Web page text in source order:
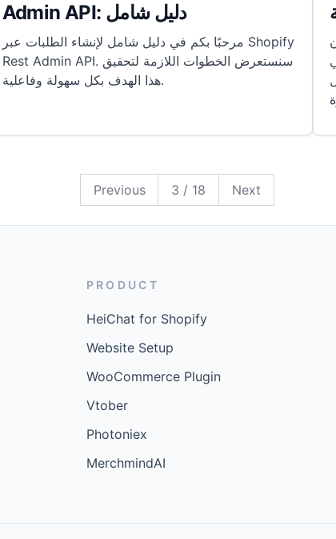
Admin API: دليل شامل
مرحبًا بكم في دليل شامل لإنشاء الطلبات عبر Shopify
Rest Admin API. سنستعرض الخطوات اللازمة لتحقيق
هذا الهدف بكل سهولة وفاعلية.
Previous 3 / 18 Next18
PRODUCT
HeiChat for Shopify
Website Setup
WooCommerce Plugin
Vtober
Photoniex
MerchmindAI